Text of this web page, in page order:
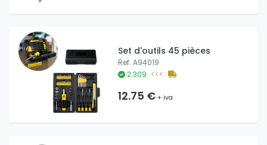
Set d'outils 45 pièces
Ref. A94019
2.309 <<<
12.75 €+ iva